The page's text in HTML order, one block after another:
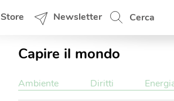
Store Newsletter Cerca
Capire il mondo
Ambiente Diritti